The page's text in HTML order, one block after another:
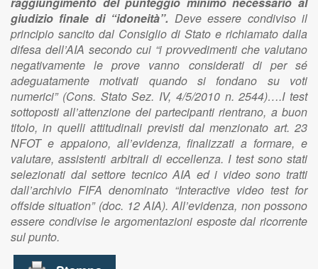
giudizio finale di “idoneità”. Deve essere condiviso il
principio sancito dal Consiglio di Stato e richiamato dalla
difesa dell’AIA secondo cui “i provvedimenti che valutano
negativamente le prove vanno considerati di per sé
adeguatamente motivati quando si fondano su voti
numerici” (Cons. Stato Sez. IV, 4/5/2010 n. 2544)….I test
sottoposti all’attenzione dei partecipanti rientrano, a buon
titolo, in quelli attitudinali previsti dal menzionato art. 23
NFOT e appaiono, all’evidenza, finalizzati a formare, e
valutare, assistenti arbitrali di eccellenza. I test sono stati
selezionati dal settore tecnico AIA ed i video sono tratti
dall’archivio FIFA denominato “Interactive video test for
offside situation” (doc. 12 AIA). All’evidenza, non possono
essere condivise le argomentazioni esposte dal ricorrente
sul punto.